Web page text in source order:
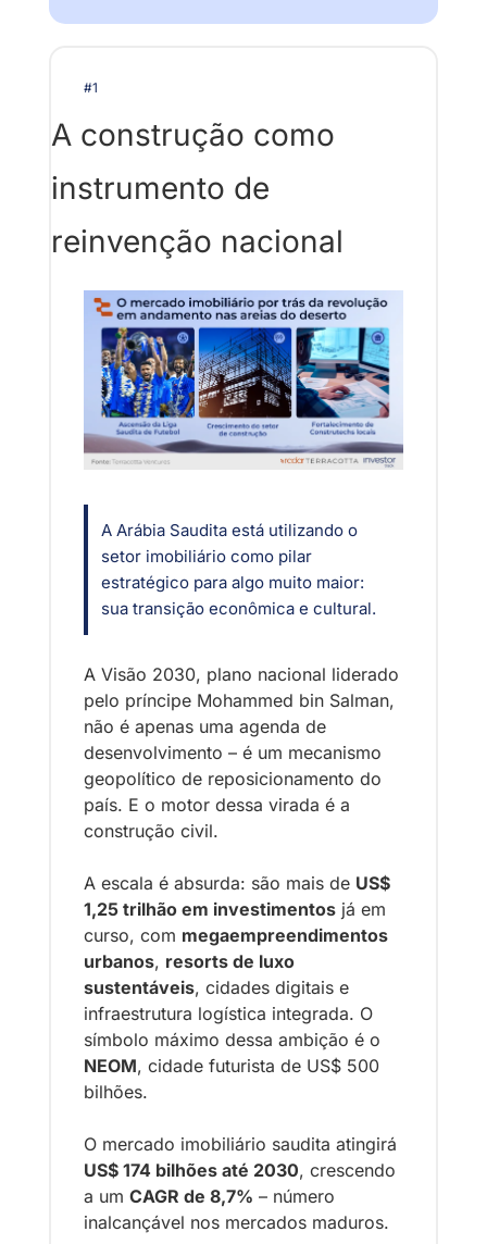
#1
A construção como
instrumento de
reinvenção nacional
A Arábia Saudita está utilizando o
setor imobiliário como pilar
estratégico para algo muito maior:
sua transição econômica e cultural.
A Visão 2030, plano nacional liderado
pelo príncipe Mohammed bin Salman,
não é apenas uma agenda de
desenvolvimento – é um mecanismo
geopolítico de reposicionamento do
país. E o motor dessa virada é a
construção civil.
A escala é absurda: são mais de US$
1,25 trilhão em investimentos já em
curso, com megaempreendimentos
urbanos, resorts de luxo
sustentáveis, cidades digitais e
infraestrutura logística integrada. O
NEOM, cidade futurista de US$ 500
bilhões.
US$ 174 bilhões até 2030, crescendo
a um CAGR de 8,7% – número
inalcançável nos mercados maduros.